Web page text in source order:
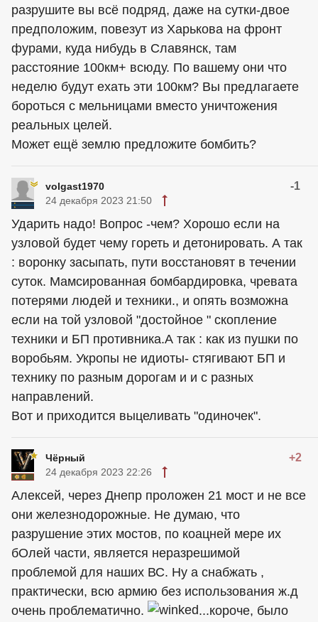
разрушите вы всё подряд, даже на сутки-двое
предположим, повезут из Харькова на фронт
фурами, куда нибудь в Славянск, там
расстояние 100км+ всюду. По вашему они что
неделю будут ехать эти 100км? Вы предлагаете
бороться с мельницами вместо уничтожения
реальных целей.
Может ещё землю предложите бомбить?
volgast1970 -1
24 декабря 2023 21:50
Ударить надо! Вопрос -чем? Хорошо если на
узловой будет чему гореть и детонировать. А так
: воронку засыпать, пути восстановят в течении
суток. Мамсированная бомбардировка, чревата
потерями людей и техники., и опять возможна
если на той узловой "достойное " скопление
техники и БП противника.А так : как из пушки по
воробьям. Укропы не идиоты- стягивают БП и
технику по разным дорогам и и с разных
направлений.
Вот и приходится выцеливать "одиночек".
Чёрный +2
24 декабря 2023 22:26
Алексей, через Днепр проложен 21 мост и не все
они железнодорожные. Не думаю, что
разрушение этих мостов, по коацней мере их
бОлей части, является неразрешимой
проблемой для наших ВС. Ну а снабжать ,
практически, всю армию без использования ж.д
очень проблематично.
...короче, было